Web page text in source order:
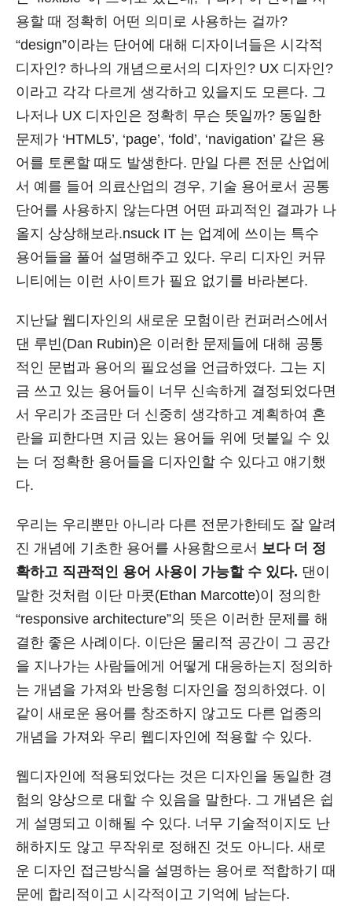
용할 때 정확히 어떤 의미로 사용하는 걸까?
“design”이라는 단어에 대해 디자이너들은 시각적
디자인? 하나의 개념으로서의 디자인? UX 디자인?
이라고 각각 다르게 생각하고 있을지도 모른다. 그
나저나 UX 디자인은 정확히 무슨 뜻일까? 동일한
문제가 ‘HTML5’, ‘page’, ‘fold’, ‘navigation’ 같은 용
어를 토론할 때도 발생한다. 만일 다른 전문 산업에
서 예를 들어 의료산업의 경우, 기술 용어로서 공통
단어를 사용하지 않는다면 어떤 파괴적인 결과가 나
올지 상상해보라.nsuck IT 는 업계에 쓰이는 특수
용어들을 풀어 설명해주고 있다. 우리 디자인 커뮤
니티에는 이런 사이트가 필요 없기를 바라본다.
지난달 웹디자인의 새로운 모험이란 컨퍼러스에서
댄 루빈(Dan Rubin)은 이러한 문제들에 대해 공통
적인 문법과 용어의 필요성을 언급하였다. 그는 지
금 쓰고 있는 용어들이 너무 신속하게 결정되었다면
서 우리가 조금만 더 신중히 생각하고 계획하여 혼
란을 피한다면 지금 있는 용어들 위에 덧붙일 수 있
는 더 정확한 용어들을 디자인할 수 있다고 얘기했
다.
우리는 우리뿐만 아니라 다른 전문가한테도 잘 알려
진 개념에 기초한 용어를 사용함으로서 보다 더 정
확하고 직관적인 용어 사용이 가능할 수 있다. 댄이
말한 것처럼 이단 마콧(Ethan Marcotte)이 정의한
“responsive architecture”의 뜻은 이러한 문제를 해
결한 좋은 사례이다. 이단은 물리적 공간이 그 공간
을 지나가는 사람들에게 어떻게 대응하는지 정의하
는 개념을 가져와 반응형 디자인을 정의하였다. 이
같이 새로운 용어를 창조하지 않고도 다른 업종의
개념을 가져와 우리 웹디자인에 적용할 수 있다.
웹디자인에 적용되었다는 것은 디자인을 동일한 경
험의 양상으로 대할 수 있음을 말한다. 그 개념은 쉽
게 설명되고 이해될 수 있다. 너무 기술적이지도 난
해하지도 않고 무작위로 정해진 것도 아니다. 새로
운 디자인 접근방식을 설명하는 용어로 적합하기 때
문에 합리적이고 시각적이고 기억에 남는다.